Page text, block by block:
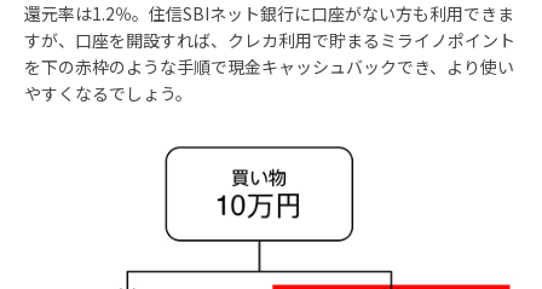
還元率は1.2％。住信SBIネット銀行に口座がない方も利用できま
すが、口座を開設すれば、クレカ利用で貯まるミライノポイント
を下の赤枠のような手順で現金キャッシュバックでき、より使い
やすくなるでしょう。